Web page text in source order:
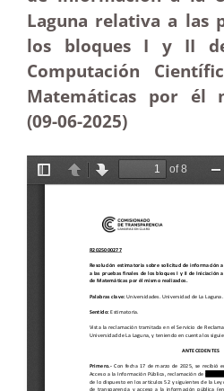
Laguna relativa a las
los bloques I y II
Computación
Matemáticas por él
(09-06-2025)